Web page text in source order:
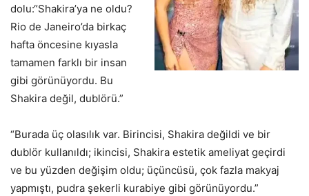
dolu:“Shakira’ya ne oldu?
Rio de Janeiro’da birkaç
hafta öncesine kıyasla
tamamen farklı bir insan
gibi görünüyordu. Bu
Shakira değil, dublörü.”
“Burada üç olasılık var. Birincisi, Shakira değildi ve bir
dublör kullanıldı; ikincisi, Shakira estetik ameliyat geçirdi
ve bu yüzden değişim oldu; üçüncüsü, çok fazla makyaj
yapmıştı, pudra şekerli kurabiye gibi görünüyordu.”